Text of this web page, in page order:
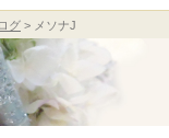
グ メソナJ